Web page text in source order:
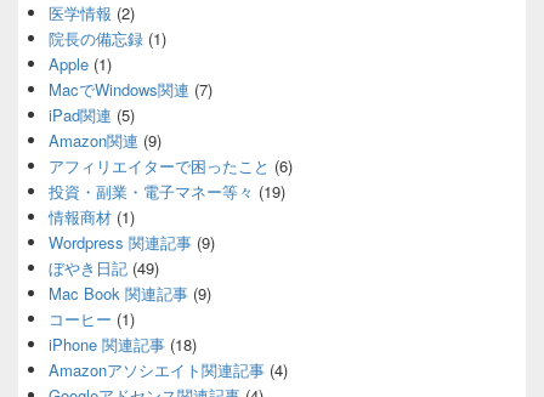
医学情報 (2)
院長の備忘録 (1)
Apple (1)
MacでWindows関連 (7)
iPad関連 (5)
Amazon関連 (9)
アフィリエイターで困ったこと (6)
投資・副業・電子マネー等々 (19)
情報商材 (1)
Wordpress 関連記事 (9)
ぼやき日記 (49)
Mac Book 関連記事 (9)
コーヒー (1)
iPhone 関連記事 (18)
Amazonアソシエイト関連記事 (4)